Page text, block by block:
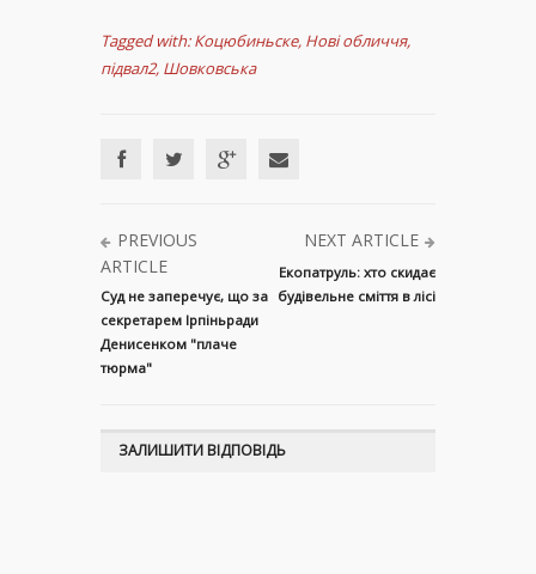
Tagged with: Коцюбиньске, Нові обличчя,
підвал2, Шовковська
PREVIOUS
ARTICLE
Суд не заперечує, що за
секретарем Ірпіньради
Денисенком "плаче
тюрма"
NEXT ARTICLE
Екопатруль: хто скидає
будівельне сміття в лісі
ЗАЛИШИТИ ВІДПОВІДЬ